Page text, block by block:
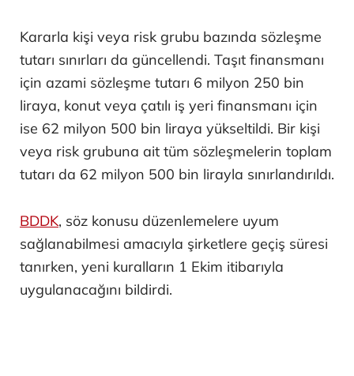
Kararla kişi veya risk grubu bazında sözleşme
tutarı sınırları da güncellendi. Taşıt finansmanı
için azami sözleşme tutarı 6 milyon 250 bin
liraya, konut veya çatılı iş yeri finansmanı için
ise 62 milyon 500 bin liraya yükseltildi. Bir kişi
veya risk grubuna ait tüm sözleşmelerin toplam
tutarı da 62 milyon 500 bin lirayla sınırlandırıldı.
BDDK, söz konusu düzenlemelere uyum
sağlanabilmesi amacıyla şirketlere geçiş süresi
tanırken, yeni kuralların 1 Ekim itibarıyla
uygulanacağını bildirdi.